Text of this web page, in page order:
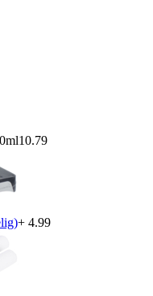
10.79
+ 4.99